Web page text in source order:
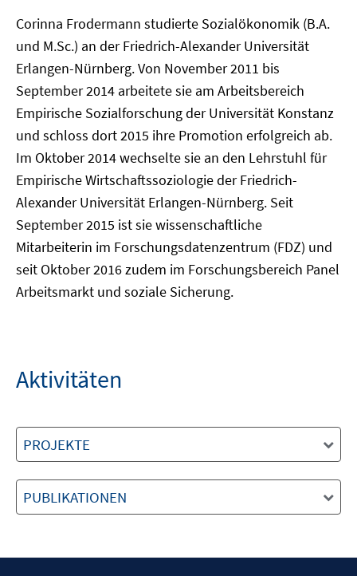
Corinna Frodermann studierte Sozialökonomik (B.A.
und M.Sc.) an der Friedrich-Alexander Universität
Erlangen-Nürnberg. Von November 2011 bis
September 2014 arbeitete sie am Arbeitsbereich
Empirische Sozialforschung der Universität Konstanz
und schloss dort 2015 ihre Promotion erfolgreich ab.
Im Oktober 2014 wechselte sie an den Lehrstuhl für
Empirische Wirtschaftssoziologie der Friedrich-
Alexander Universität Erlangen-Nürnberg. Seit
September 2015 ist sie wissenschaftliche
Mitarbeiterin im Forschungsdatenzentrum (FDZ) und
seit Oktober 2016 zudem im Forschungsbereich Panel
Arbeitsmarkt und soziale Sicherung.
Aktivitäten
PROJEKTE
PUBLIKATIONEN